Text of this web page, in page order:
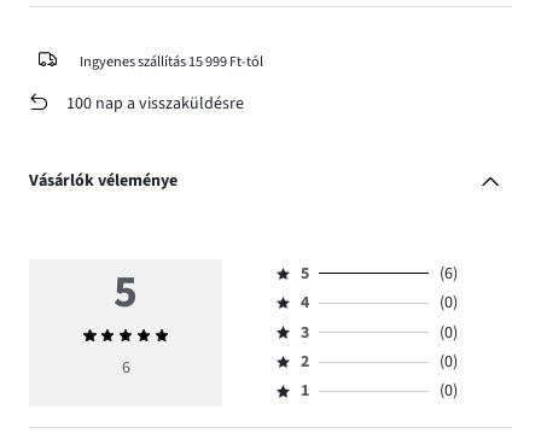
Ingyenes szállítás 15 999 Ft-tól
100 nap a visszaküldésre
Vásárlók véleménye
5
Átlagos
értékelés
6
Osztályzat
5,
szavazatok
száma
6.
5
(6)
Osztályzat
4,
szavazatok
száma
4
(0)
Osztályzat
3,
szavazatok
3
(0)
Osztályzat
2,
2
(0)
Osztályzat
1,
1 (0)